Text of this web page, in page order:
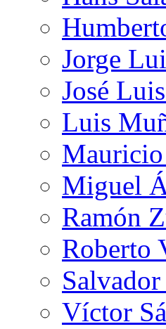
Jorge
José
Luis
Miguel
Ramón
Roberto
Víctor